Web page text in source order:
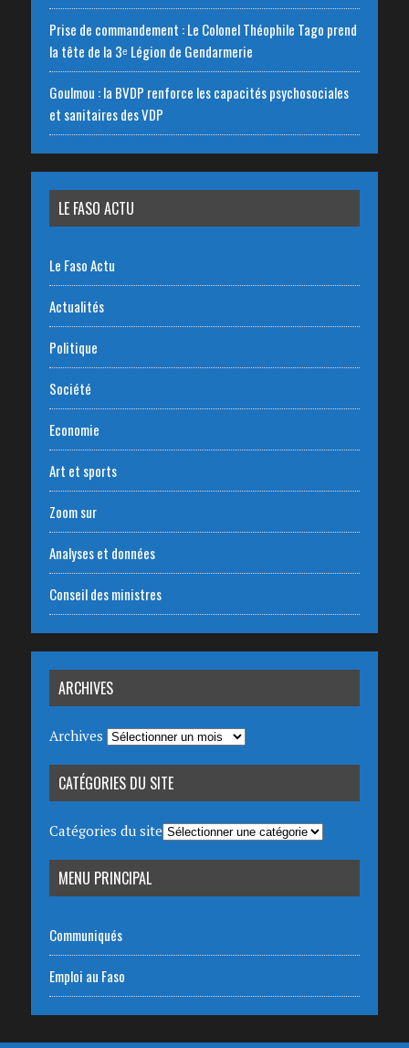
Prise de commandement : Le Colonel Théophile Tago prend
la tête de la 3ᵉ Légion de Gendarmerie
Goulmou : la BVDP renforce les capacités psychosociales
et sanitaires des VDP
LE FASO ACTU
Le Faso Actu
Actualités
Politique
Société
Economie
Art et sports
Zoom sur
Analyses et données
Conseil des ministres
ARCHIVES
Archives
CATÉGORIES DU SITE
Catégories du site
MENU PRINCIPAL
Communiqués
Emploi au Faso